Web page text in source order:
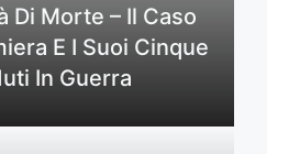
Di Morte – Il Caso
E I Suoi Cinque
In Guerra